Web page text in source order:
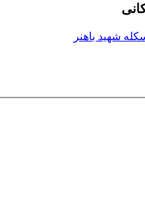
شهید باهنر